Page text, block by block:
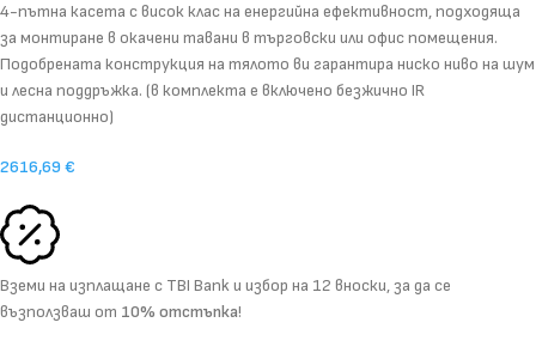
4-пътна касета с висок клас на енергийна ефективност, подходяща
за монтиране в окачени тавани в търговски или офис помещения.
Подобрената конструкция на тялото ви гарантира ниско ниво на шум
и лесна поддръжка. (в комплекта е включено безжично IR
дистанционно)
2616,69 €
Вземи на изплащане с TBI Bankи избор на 12 вноски, за да се
възползваш от 10% отстъпка!